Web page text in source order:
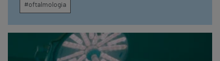
#oftalmologia